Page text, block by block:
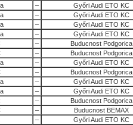
–
Győri Audi ETO KC
–
Győri Audi ETO KC
–
Győri Audi ETO KC
–
Győri Audi ETO KC
–
Buducnost Podgorica
–
Buducnost Podgorica
–
Győri Audi ETO KC
–
Buducnost Podgorica
–
Győri Audi ETO KC
–
Győri Audi ETO KC
–
Buducnost Podgorica
–
Buducnost BEMAX
–
Győri Audi ETO KC